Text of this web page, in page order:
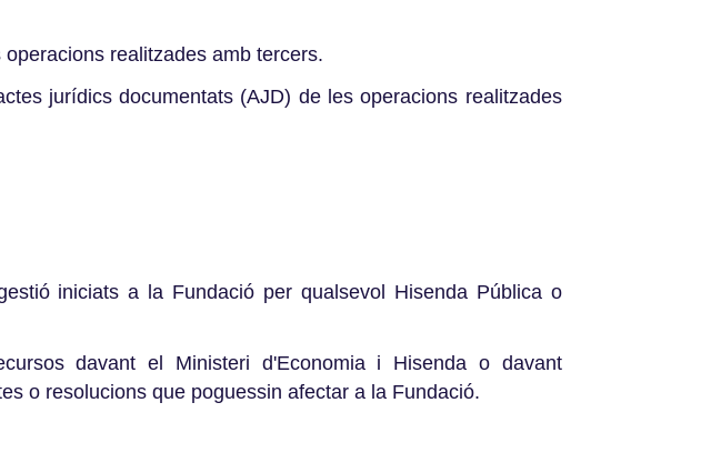
realitzades amb tercers.
jurídics documentats (AJD) de les operacions realitzades
iniciats a la Fundació per qualsevol Hisenda Pública o
davant el Ministeri d'Economia i Hisenda o davant
o resolucions que poguessin afectar a la Fundació.